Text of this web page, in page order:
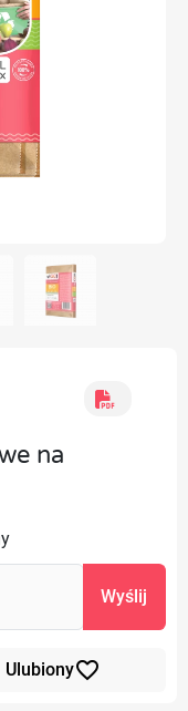
na
Wyślij
Ulubionyfavorite_border